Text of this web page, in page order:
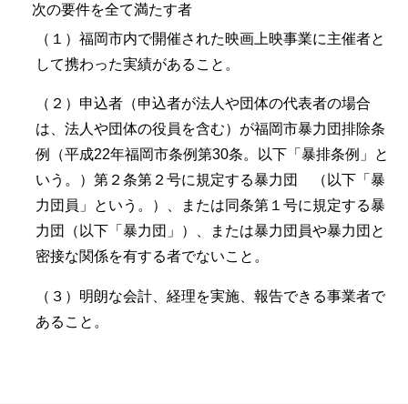
次の要件を全て満たす者
（１）福岡市内で開催された映画上映事業に主催者と
して携わった実績があること。
（２）申込者（申込者が法人や団体の代表者の場合
は、法人や団体の役員を含む）が福岡市暴力団排除条
例（平成22年福岡市条例第30条。以下「暴排条例」と
いう。）第２条第２号に規定する暴力団 （以下「暴
力団員」という。）、または同条第１号に規定する暴
力団（以下「暴力団」）、または暴力団員や暴力団と
密接な関係を有する者でないこと。
（３）明朗な会計、経理を実施、報告できる事業者で
あること。